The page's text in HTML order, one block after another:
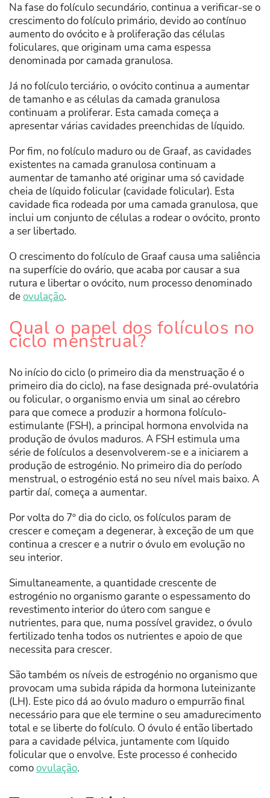
Na fase do folículo secundário, continua a verificar-se o
crescimento do folículo primário, devido ao contínuo
aumento do ovócito e à proliferação das células
foliculares, que originam uma cama espessa
denominada por camada granulosa.
Já no folículo terciário, o ovócito continua a aumentar
de tamanho e as células da camada granulosa
continuam a proliferar. Esta camada começa a
apresentar várias cavidades preenchidas de líquido.
Por fim, no folículo maduro ou de Graaf, as cavidades
existentes na camada granulosa continuam a
aumentar de tamanho até originar uma só cavidade
cheia de líquido folicular (cavidade folicular). Esta
cavidade fica rodeada por uma camada granulosa, que
inclui um conjunto de células a rodear o ovócito, pronto
a ser libertado.
O crescimento do folículo de Graaf causa uma saliência
na superfície do ovário, que acaba por causar a sua
rutura e libertar o ovócito, num processo denominado
deovulação.
Qual o papel dos folículos no
ciclo menstrual?
No início do ciclo (o primeiro dia da menstruação é o
primeiro dia do ciclo), na fase designada pré-ovulatória
ou folicular, o organismo envia um sinal ao cérebro
para que comece a produzir a hormona folículo-
estimulante (FSH), a principal hormona envolvida na
produção de óvulos maduros. A FSH estimula uma
série de folículos a desenvolverem-se e a iniciarem a
produção de estrogénio. No primeiro dia do período
menstrual, o estrogénio está no seu nível mais baixo. A
partir daí, começa a aumentar.
Por volta do 7º dia do ciclo, os folículos param de
crescer e começam a degenerar, à exceção de um que
continua a crescer e a nutrir o óvulo em evolução no
seu interior.
Simultaneamente, a quantidade crescente de
estrogénio no organismo garante o espessamento do
revestimento interior do útero com sangue e
nutrientes, para que, numa possível gravidez, o óvulo
fertilizado tenha todos os nutrientes e apoio de que
necessita para crescer.
São também os níveis de estrogénio no organismo que
provocam uma subida rápida da hormona luteinizante
(LH). Este pico dá ao óvulo maduro o empurrão final
necessário para que ele termine o seu amadurecimento
total e se liberte do folículo. O óvulo é então libertado
para a cavidade pélvica, juntamente com líquido
folicular que o envolve. Este processo é conhecido
comoovulação.